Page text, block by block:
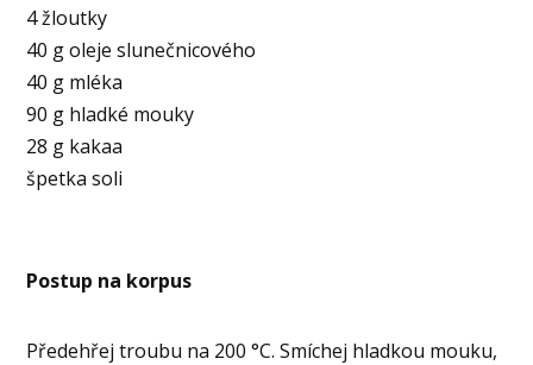
4 žloutky
40 g oleje slunečnicového
40 g mléka
90 g hladké mouky
28 g kakaa
špetka soli
Postup na korpus
Předehřej troubu na 200 °C. Smíchej hladkou mouku,